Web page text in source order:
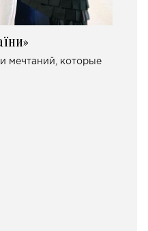
мечтаний, которые